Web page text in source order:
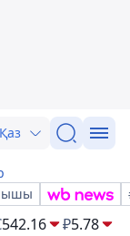
Қаз
542.16 ₽5.78